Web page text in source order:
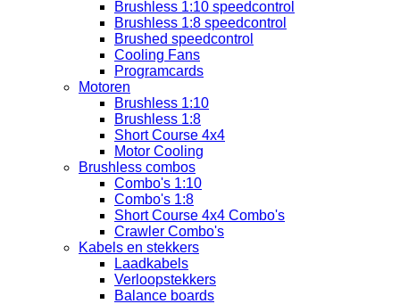
Brushless 1:10 speedcontrol
Brushless 1:8 speedcontrol
Brushed speedcontrol
Cooling Fans
Programcards
Motoren
Brushless 1:10
Brushless 1:8
Short Course 4x4
Motor Cooling
Brushless combos
Combo's 1:10
Combo's 1:8
Short Course 4x4 Combo's
Crawler Combo's
Kabels en stekkers
Laadkabels
Verloopstekkers
Balance boards